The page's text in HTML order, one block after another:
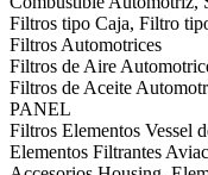
Filtros tipo Caja, Filtro
Filtros Automotrices
Filtros de Aire
Filtros de Aceite
PANEL
Filtros Elementos Vessel
Elementos Filtrantes